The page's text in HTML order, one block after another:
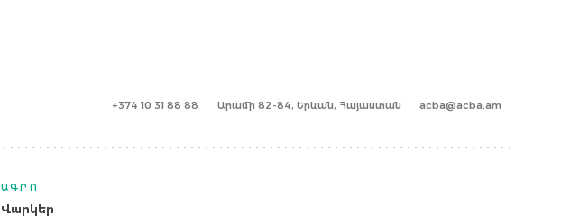
+374 10 31 88 88 Արամի 82-84, Երևան, Հայաստան acba@acba.am
ԱԳՐՈ
Վարկեր